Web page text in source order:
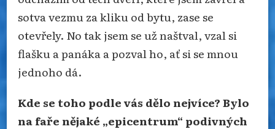
sotva vezmu za kliku od bytu, zase se
otevřely. No tak jsem se už naštval, vzal si
flašku a panáka a pozval ho, ať si se mnou
jednoho dá.
Kde se toho podle vás dělo nejvíce? Bylo
na faře nějaké „epicentrum“ podivných